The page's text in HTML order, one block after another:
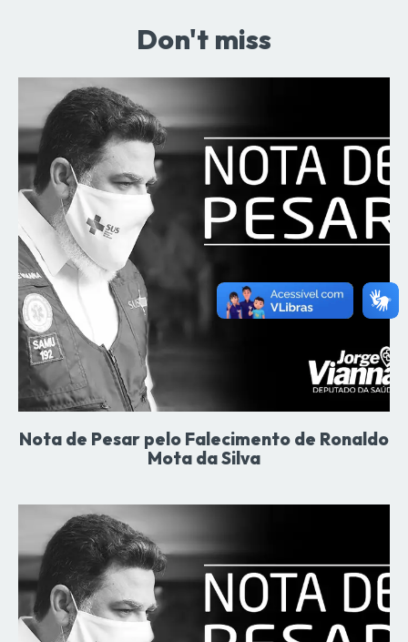
Don't miss
Nota de Pesar pelo Falecimento de Ronaldo
Mota da Silva